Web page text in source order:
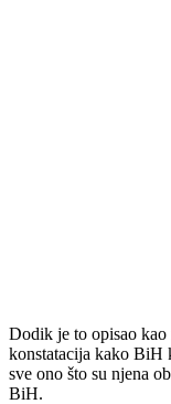
Dodik je to opisao kao
konstatacija kako BiH
sve ono što su njena
BiH.